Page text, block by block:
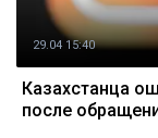
29.04 15:40
Казахстанца
после